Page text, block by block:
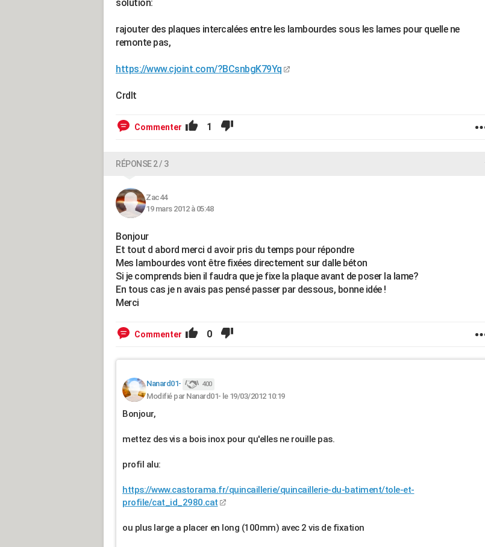
solution:
rajouter des plaques intercalées entre les lambourdes sous les lames pour quelle ne
remonte pas,
https://www.cjoint.com/?BCsnbgK79Yq
Crdlt
Commenter 1
RÉPONSE 2 / 3
Zac44
19 mars 2012 à 05:48
Bonjour
Et tout d abord merci d avoir pris du temps pour répondre
Mes lambourdes vont être fixées directement sur dalle béton
Si je comprends bien il faudra que je fixe la plaque avant de poser la lame?
En tous cas je n avais pas pensé passer par dessous, bonne idée !
Merci
Commenter 0
Nanard01- 400
Modifié par Nanard01- le 19/03/2012 10:19
Bonjour,
mettez des vis a bois inox pour qu'elles ne rouille pas.
profil alu:
https://www.castorama.fr/quincaillerie/quincaillerie-du-batiment/tole-et-
profile/cat_id_2980.cat
ou plus large a placer en long (100mm) avec 2 vis de fixation